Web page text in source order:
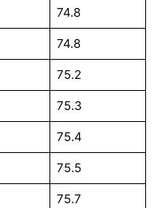
74.8
74.8
75.2
75.3
75.4
75.5
75.7